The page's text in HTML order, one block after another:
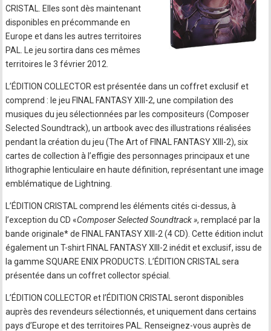
CRISTAL. Elles sont dès maintenant
disponibles en précommande en
Europe et dans les autres territoires
PAL. Le jeu sortira dans ces mêmes
territoires le 3 février 2012.
L’ÉDITION COLLECTOR est présentée dans un coffret exclusif et
comprend : le jeu FINAL FANTASY XIII-2, une compilation des
musiques du jeu sélectionnées par les compositeurs (Composer
Selected Soundtrack), un artbook avec des illustrations réalisées
pendant la création du jeu (The Art of FINAL FANTASY XIII-2), six
cartes de collection à l’effigie des personnages principaux et une
lithographie lenticulaire en haute définition, représentant une image
emblématique de Lightning.
L’ÉDITION CRISTAL comprend les éléments cités ci-dessus, à
l’exception du CD «Composer Selected Soundtrack », remplacé par la
bande originale* de FINAL FANTASY XIII-2 (4 CD). Cette édition inclut
également un T-shirt FINAL FANTASY XIII-2 inédit et exclusif, issu de
la gamme SQUARE ENIX PRODUCTS. L’ÉDITION CRISTAL sera
présentée dans un coffret collector spécial.
L’ÉDITION COLLECTOR et l’ÉDITION CRISTAL seront disponibles
auprès des revendeurs sélectionnés, et uniquement dans certains
pays d’Europe et des territoires PAL. Renseignez-vous auprès de